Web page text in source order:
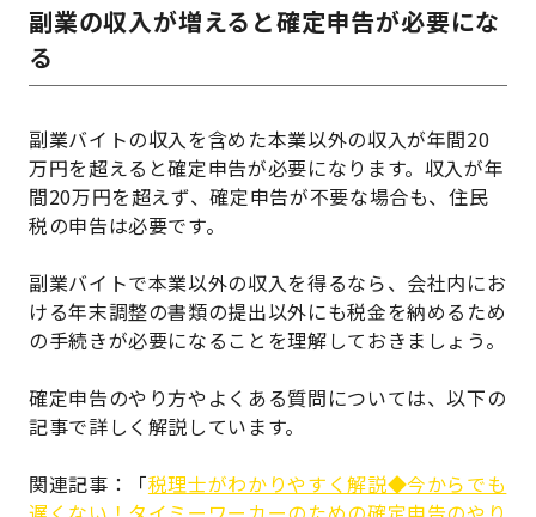
副業の収入が増えると確定申告が必要にな
る
副業バイトの収入を含めた本業以外の収入が年間20
万円を超えると確定申告が必要になります。収入が年
間20万円を超えず、確定申告が不要な場合も、住民
税の申告は必要です。
副業バイトで本業以外の収入を得るなら、会社内にお
ける年末調整の書類の提出以外にも税金を納めるため
の手続きが必要になることを理解しておきましょう。
確定申告のやり方やよくある質問については、以下の
記事で詳しく解説しています。
関連記事：「税理士がわかりやすく解説◆今からでも